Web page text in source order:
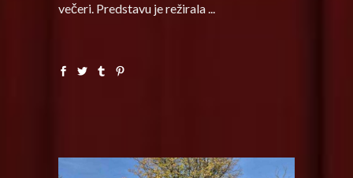
večeri. Predstavu je režirala